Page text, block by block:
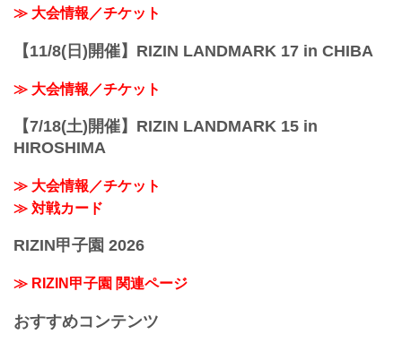
≫ 大会情報／チケット
【11/8(日)開催】RIZIN LANDMARK 17 in CHIBA
≫ 大会情報／チケット
【7/18(土)開催】RIZIN LANDMARK 15 in
HIROSHIMA
≫ 大会情報／チケット
≫ 対戦カード
RIZIN甲子園 2026
≫ RIZIN甲子園 関連ページ
おすすめコンテンツ